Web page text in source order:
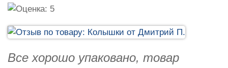
Все хорошо упаковано, товар